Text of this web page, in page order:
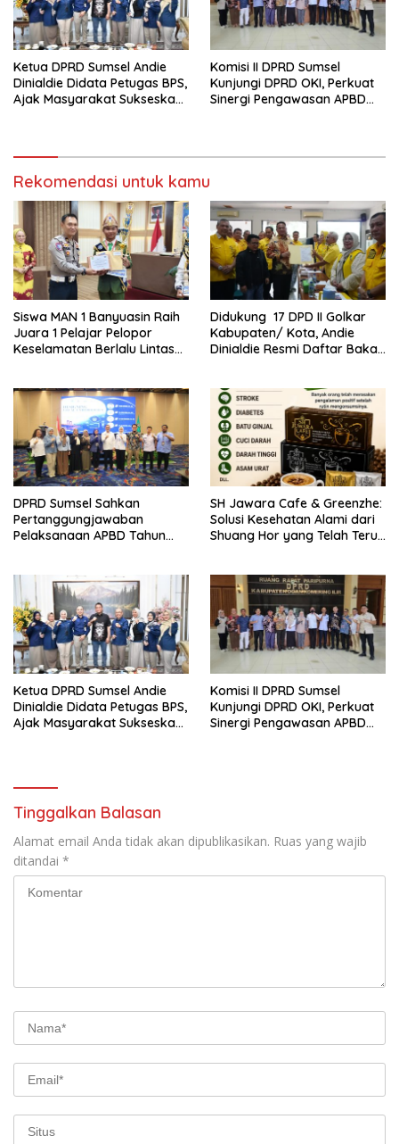
Ketua DPRD Sumsel Andie
Dinialdie Didata Petugas BPS,
Ajak Masyarakat Sukseskan
Komisi II DPRD Sumsel
Kunjungi DPRD OKI, Perkuat
Sinergi Pengawasan APBD
Rekomendasi untuk kamu
Siswa MAN 1 Banyuasin Raih
Juara 1 Pelajar Pelopor
Keselamatan Berlalu Lintas
Didukung 17 DPD II Golkar
Kabupaten/ Kota, Andie
Dinialdie Resmi Daftar Bakal
DPRD Sumsel Sahkan
Pertanggungjawaban
Pelaksanaan APBD Tahun
SH Jawara Cafe & Greenzhe:
Solusi Kesehatan Alami dari
Shuang Hor yang Telah Teruji
Ketua DPRD Sumsel Andie
Dinialdie Didata Petugas BPS,
Ajak Masyarakat Sukseskan
Komisi II DPRD Sumsel
Kunjungi DPRD OKI, Perkuat
Sinergi Pengawasan APBD
Tinggalkan Balasan
Alamat email Anda tidak akan dipublikasikan. Ruas yang wajib
ditandai *